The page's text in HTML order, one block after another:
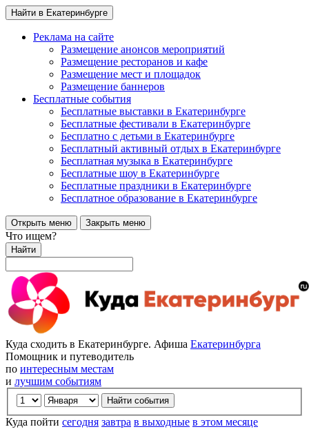
Найти в Екатеринбурге
Реклама на сайте
Размещение анонсов мероприятий
Размещение ресторанов и кафе
Размещение мест и площадок
Размещение баннеров
Бесплатные события
Бесплатные выставки в Екатеринбурге
Бесплатные фестивали в Екатеринбурге
Бесплатно с детьми в Екатеринбурге
Бесплатный активный отдых в Екатеринбурге
Бесплатная музыка в Екатеринбурге
Бесплатные шоу в Екатеринбурге
Бесплатные праздники в Екатеринбурге
Бесплатное образование в Екатеринбурге
Открыть меню Закрыть меню
Что ищем?
Найти
Куда сходить в Екатеринбурге. Афиша Екатеринбурга
Помощник и путеводитель
по интересным местам
и лучшим событиям
Куда пойти сегодня завтра в выходные в этом месяце